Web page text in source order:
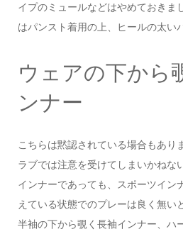
イプのミュールなどはやめておきま
はパンスト着用の上、ヒールの太い
ウェアの下から
ンナー
こちらは黙認されている場合もあり
ラブでは注意を受けてしまいかねな
インナーであっても、スポーツイン
えている状態でのプレーは良く無い
半袖の下から覗く長袖インナー、ハ